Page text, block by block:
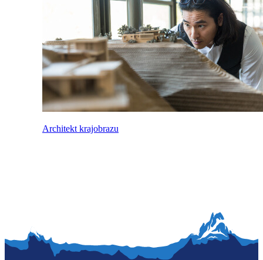
Architekt krajobrazu